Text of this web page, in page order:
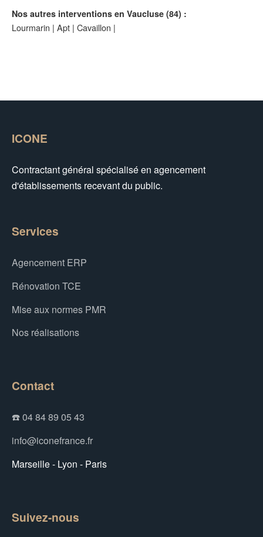
Nos autres interventions en Vaucluse (84) :
Lourmarin | Apt | Cavaillon |
ICONE
Contractant général spécialisé en agencement
d'établissements recevant du public.
Services
Agencement ERP
Rénovation TCE
Mise aux normes PMR
Nos réalisations
Contact
☎️ 04 84 89 05 43
info@iconefrance.fr
Marseille - Lyon - Paris
Suivez-nous